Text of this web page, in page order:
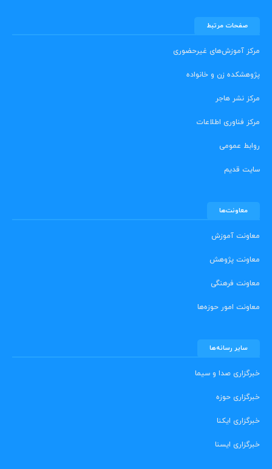
صفحات مرتبط
مرکز آموزش‌های غیرحضوری
پژوهشکده زن و خانواده
مرکز نشر هاجر
مرکز فناوری اطلاعات
روابط عمومی
سایت قدیم
معاونت‌ها
معاونت آموزش
معاونت پژوهش
معاونت فرهنگی
معاونت امور حوزه‌ها
سایر رسانه‌ها
خبرگزاری صدا و سیما
خبرگزاری حوزه
خبرگزاری ایکنا
خبرگزاری ایسنا